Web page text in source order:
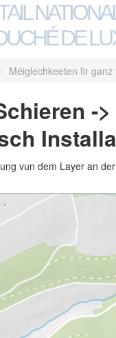
DE
/ Méiglechkeeten fir
-
vun dem Layer an